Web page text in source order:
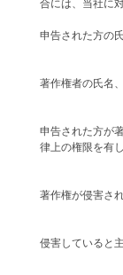
合には、当社に
申告された方の
著作権者の氏名
申告された方が
律上の権限を有
著作権が侵害さ
侵害していると